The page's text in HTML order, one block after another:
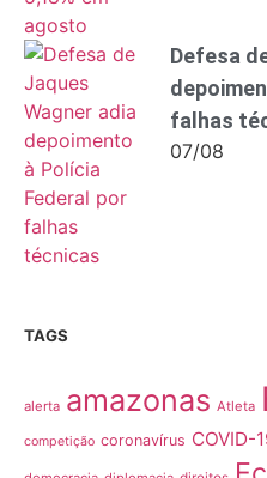
Defesa
falhas
07/08
TAGS
alerta amazonas Atleta
competição coronavírus COVID-